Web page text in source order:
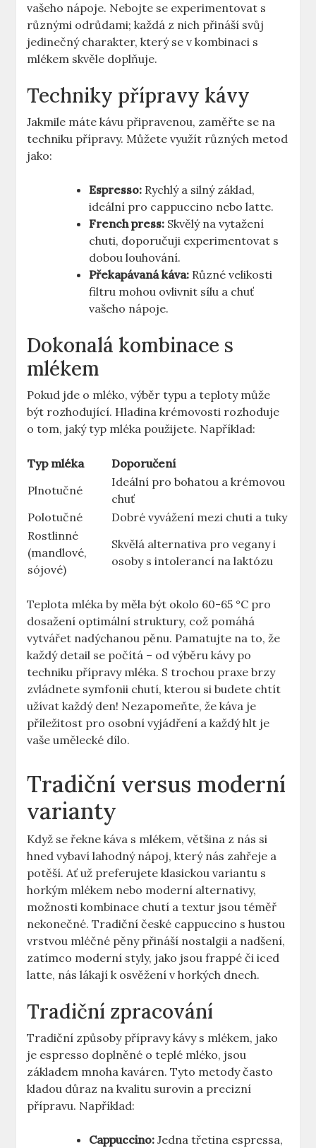
vašeho nápoje. Nebojte se experimentovat s
různými odrůdami; každá z nich přináší svůj
jedinečný charakter, který se v kombinaci s
mlékem skvěle doplňuje.
Techniky přípravy kávy
Jakmile máte kávu připravenou, zaměřte se na
techniku přípravy. Můžete využít různých metod
jako:
Espresso: Rychlý a silný základ,
ideální pro cappuccino nebo latte.
French press: Skvělý na vytažení
chuti, doporučuji experimentovat s
dobou louhování.
Překapávaná káva: Různé velikosti
filtru mohou ovlivnit sílu a chuť
vašeho nápoje.
Dokonalá kombinace s
mlékem
Pokud jde o mléko, výběr typu a teploty může
být rozhodující. Hladina krémovosti rozhoduje
o tom, jaký typ mléka použijete. Například:
Typ mléka
Doporučení
Plnotučné
Ideální pro bohatou a krémovou
chuť
Polotučné
Dobré vyvážení mezi chuti a tuky
Rostlinné
(mandlové,
sójové)
Skvělá alternativa pro vegany i
osoby s intolerancí na laktózu
Teplota mléka by měla být okolo 60-65 °C pro
dosažení optimální struktury, což pomáhá
vytvářet nadýchanou pěnu. Pamatujte na to, že
každý detail se počítá – od výběru kávy po
techniku přípravy mléka. S trochou praxe brzy
zvládnete symfonii chutí, kterou si budete chtít
užívat každý den! Nezapomeňte, že káva je
příležitost pro osobní vyjádření a každý hlt je
vaše umělecké dílo.
Tradiční versus moderní
varianty
Když se řekne káva s mlékem, většina z nás si
hned vybaví lahodný nápoj, který nás zahřeje a
potěší. Ať už preferujete klasickou variantu s
horkým mlékem nebo moderní alternativy,
možnosti kombinace chutí a textur jsou téměř
nekonečné. Tradiční české cappuccino s hustou
vrstvou mléčné pěny přináší nostalgii a nadšení,
zatímco moderní styly, jako jsou frappé či iced
latte, nás lákají k osvěžení v horkých dnech.
Tradiční zpracování
Tradiční způsoby přípravy kávy s mlékem, jako
je espresso doplněné o teplé mléko, jsou
základem mnoha kaváren. Tyto metody často
kladou důraz na kvalitu surovin a precizní
přípravu. Například:
Cappuccino: Jedna třetina espressa,